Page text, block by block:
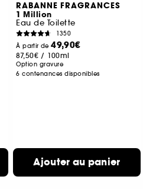
RABANNE FRAGRANCES
1 Million
Eau de Toilette
1350
À partir de49,90€
87,50€ / 100ml
Option gravure
6 contenances disponibles
Ajouter au panier